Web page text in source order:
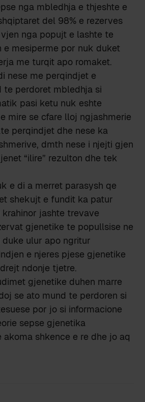
nga mbledhja e thjeshte e
del 98% e rezerves
nga popujt e lashte te
e mesiperme por nuk duket
me turqit apo romaket.
nese me perqindjet e
te perdoret mbledhja si
pasi ketu nuk eshte
mire se cfare lloj ngjashmerie
perqindjet dhe nese ka
dmth nese i njejti gjen
“ilire” rezulton dhe tek
e di a merret parasysh qe
shekujt e fundit ka patur
jashte trevave
gjenetike te popullsise ne
ulur apo ngritur
e njeres pjese gjenetike
ndonje tjetre.
gjenetike duhen marre
se ato mund te perdoren si
por jo si informacione
sepse gjenetika
akoma shkence e re dhe jo aq